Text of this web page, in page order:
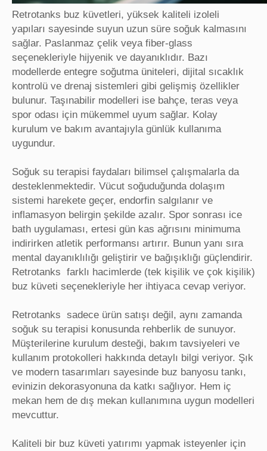
Retrotanks buz küvetleri, yüksek kaliteli izoleli
yapıları sayesinde suyun uzun süre soğuk kalmasını
sağlar. Paslanmaz çelik veya fiber-glass
seçenekleriyle hijyenik ve dayanıklıdır. Bazı
modellerde entegre soğutma üniteleri, dijital sıcaklık
kontrolü ve drenaj sistemleri gibi gelişmiş özellikler
bulunur. Taşınabilir modelleri ise bahçe, teras veya
spor odası için mükemmel uyum sağlar. Kolay
kurulum ve bakım avantajıyla günlük kullanıma
uygundur.
Soğuk su terapisi faydaları bilimsel çalışmalarla da
desteklenmektedir. Vücut soğuduğunda dolaşım
sistemi harekete geçer, endorfin salgılanır ve
inflamasyon belirgin şekilde azalır. Spor sonrası ice
bath uygulaması, ertesi gün kas ağrısını minimuma
indirirken atletik performansı artırır. Bunun yanı sıra
mental dayanıklılığı geliştirir ve bağışıklığı güçlendirir.
Retrotanks farklı hacimlerde (tek kişilik ve çok kişilik)
buz küveti seçenekleriyle her ihtiyaca cevap veriyor.
Retrotanks sadece ürün satışı değil, aynı zamanda
soğuk su terapisi konusunda rehberlik de sunuyor.
Müşterilerine kurulum desteği, bakım tavsiyeleri ve
kullanım protokolleri hakkında detaylı bilgi veriyor. Şık
ve modern tasarımları sayesinde buz banyosu tankı,
evinizin dekorasyonuna da katkı sağlıyor. Hem iç
mekan hem de dış mekan kullanımına uygun modelleri
mevcuttur.
Kaliteli bir buz küveti yatırımı yapmak isteyenler için